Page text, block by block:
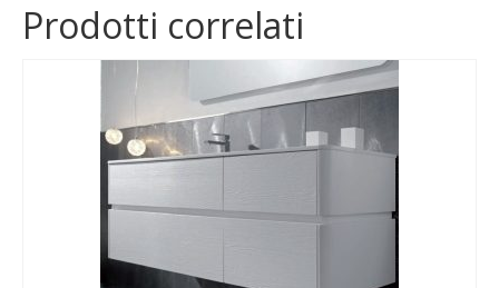
Prodotti correlati